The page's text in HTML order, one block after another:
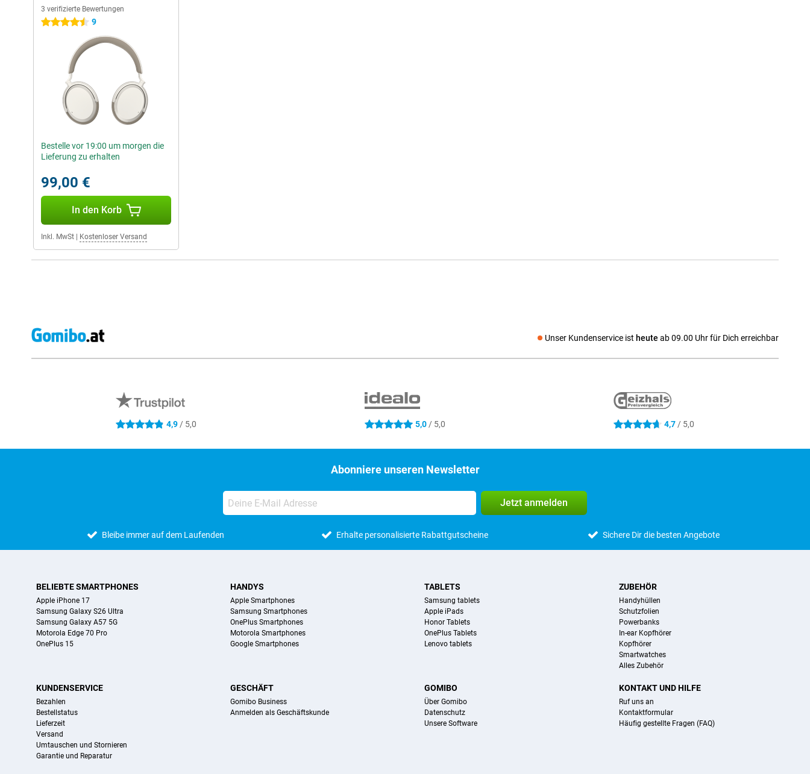
3 verifizierte Bewertungen
4.5 Sterne 9
Bestelle vor 19:00 um morgen die
Lieferung zu erhalten
99,00 €
In den Korb
Inkl. MwSt Kostenloser Versand
Unser Kundenservice ist heute ab 09.00 Uhr für Dich erreichbar
Social media
4.9 Sterne 4,9/ 5,0 5 Sterne 5,0/ 5,0 4.7 Sterne 4,7 / 5,0
Abonniere unseren Newsletter
Jetzt anmelden
Bleibe immer auf dem Laufenden Erhalte personalisierte Rabattgutscheine Sichere Dir die besten Angebote
BELIEBTE SMARTPHONES
Apple iPhone 17
Samsung Galaxy S26 Ultra
Samsung Galaxy A57 5G
Motorola Edge 70 Pro
OnePlus 15
HANDYS
Apple Smartphones
Samsung Smartphones
OnePlus Smartphones
Motorola Smartphones
Google Smartphones
TABLETS
Samsung tablets
Apple iPads
Honor Tablets
OnePlus Tablets
Lenovo tablets
ZUBEHÖR
Handyhüllen
Schutzfolien
Powerbanks
In-ear Kopfhörer
Kopfhörer
Smartwatches
Alles Zubehör
KUNDENSERVICE
Bezahlen
Bestellstatus
Lieferzeit
Versand
Umtauschen und Stornieren
Garantie und Reparatur
GESCHÄFT
Gomibo Business
Anmelden als Geschäftskunde
GOMIBO
Über Gomibo
Datenschutz
Unsere Software
KONTAKT UND HILFE
Ruf uns an
Kontaktformular
Häufig gestellte Fragen (FAQ)